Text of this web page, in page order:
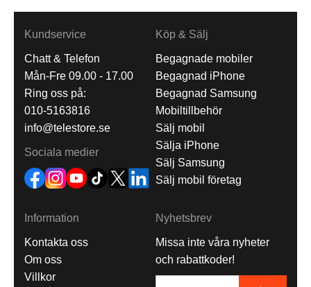
Kundservice
Chatt & Telefon
Mån-Fre 09.00 - 17.00
Ring oss på:
010-5163816
info@telestore.se
Sociala medier
Köp & Sälj
Begagnade mobiler
Begagnad iPhone
Begagnad Samsung
Mobiltillbehör
Sälj mobil
Sälja iPhone
Sälj Samsung
Sälj mobil företag
Information
Kontakta oss
Om oss
Villkor
Nyhetsbrev
Missa inte våra nyheter
och rabattkoder!